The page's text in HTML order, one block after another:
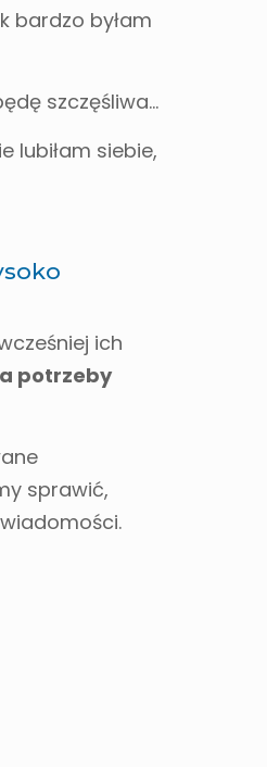
bardzo byłam
szczęśliwa…
lubiłam siebie,
ich
potrzeby
sprawić,